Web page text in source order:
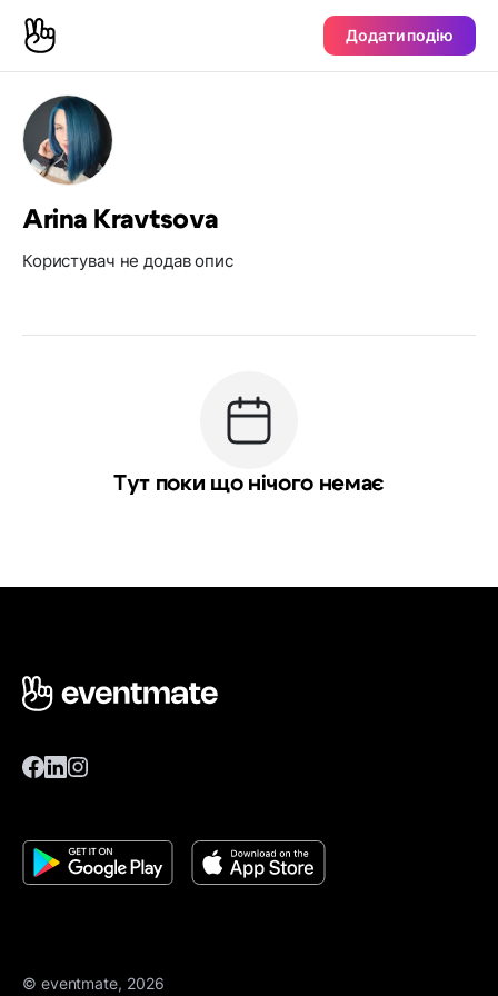
Додати подію
Arina Kravtsova
Користувач не додав опис
Тут поки що нічого немає
© eventmate, 2026